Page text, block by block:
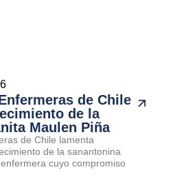
de Chile
de la
Maulen Piña
de Chile lamenta
de la sanantonina
cuyo compromiso